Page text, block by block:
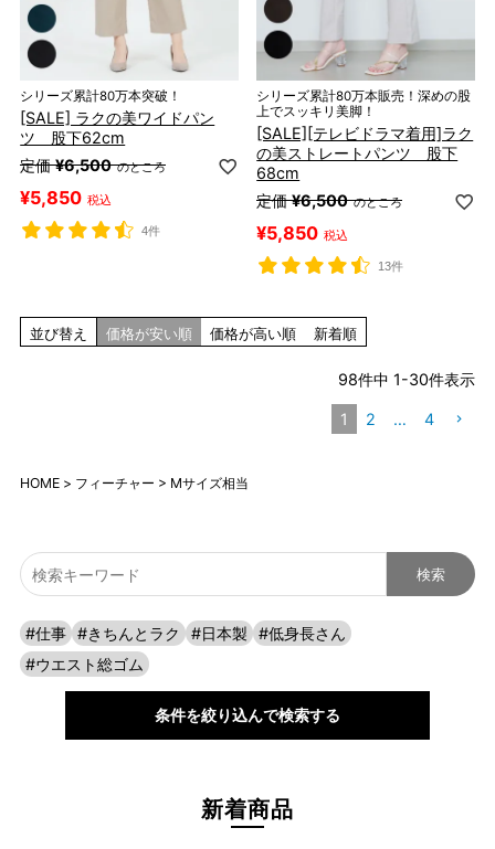
シリーズ累計80万本突破！
[SALE] ラクの美ワイドパン
ツ 股下62cm
定価 ¥6,500 のところ
¥5,850 税込
4件
シリーズ累計80万本販売！深めの股
上でスッキリ美脚！
[SALE][テレビドラマ着用]ラク
の美ストレートパンツ 股下
68cm
定価 ¥6,500 のところ
¥5,850 税込
13件
並び替え 価格が安い順 価格が高い順 新着順
98件中 1-30件表示
1 2 … 4
HOME フィーチャー Mサイズ相当
#仕事 #きちんとラク #日本製
#低身長さん
#ウエスト総ゴム
条件を絞り込んで検索する
新着商品